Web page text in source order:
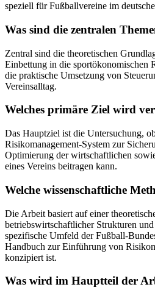
speziell für Fußballvereine im
Was sind die zentralen
Zentral sind die theoretischen
Einbettung in die sportökonomischen
die praktische Umsetzung von
Vereinsalltag.
Welches primäre Ziel wird
Das Hauptziel ist die Untersuchung,
Risikomanagement-System zur
Optimierung der wirtschaftlichen
eines Vereins beitragen kann.
Welche wissenschaftliche
Die Arbeit basiert auf einer
betriebswirtschaftlicher Strukturen
spezifische Umfeld der Fußball-
Handbuch zur Einführung von
konzipiert ist.
Was wird im Hauptteil der